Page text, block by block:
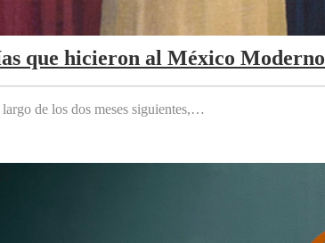
que hicieron al México Moderno
de los dos meses siguientes,…